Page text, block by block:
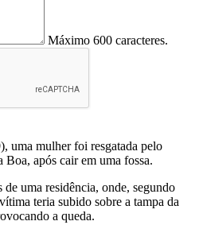
Máximo 600 caracteres.
uma mulher foi resgatada pelo
após cair em uma fossa.
uma residência, onde, segundo
teria subido sobre a tampa da
a queda.